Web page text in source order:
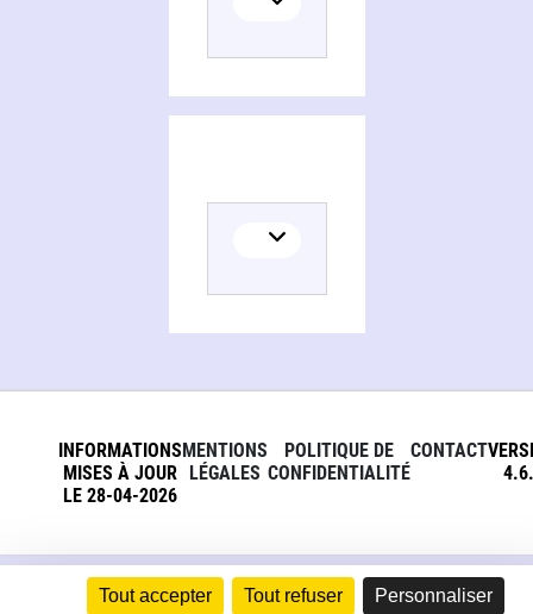
Tout accepter Tout refuser Personnaliser
INFORMATIONS
MISES À JOUR
LE 28-04-2026
MENTIONS
LÉGALES
POLITIQUE DE
CONFIDENTIALITÉ
CONTACT